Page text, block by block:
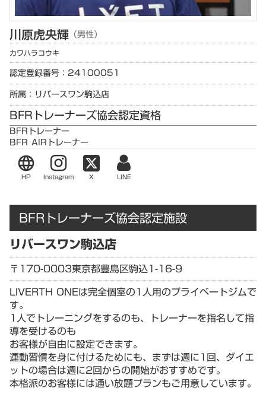
川原虎央輝 （男性）
カワハラコウキ
認定登録番号：24100051
所属：リバースワン駒込店
BFRトレーナーズ協会認定資格
BFRトレーナー
BFR AIRトレーナー
language
HP Instagram X LINE
BFRトレーナーズ協会認定施設
リバースワン駒込店
〒170-0003東京都豊島区駒込1-16-9
LIVERTH ONEは完全個室の1人用のプライベートジムで
す。
1人でトレーニングをするのも、トレーナーを指名して指
導を受けるのも
お客様が自由に設定できます。
運動習慣を身に付けるためにも、まずは週に1回、ダイエ
ットの場合は週に2回からの開始がおすすめです。
本格派のお客様には通い放題プランもご用意しています。